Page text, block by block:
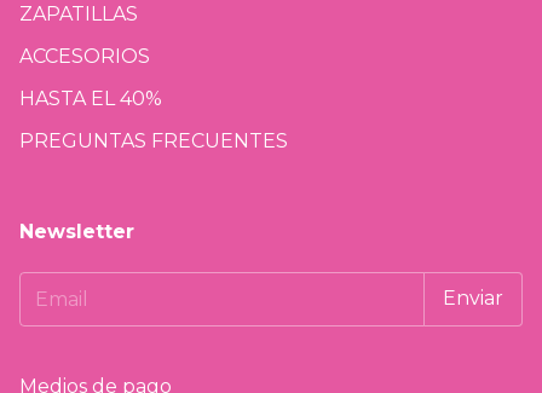
ZAPATILLAS
ACCESORIOS
HASTA EL 40%
PREGUNTAS FRECUENTES
Newsletter
Medios de pago